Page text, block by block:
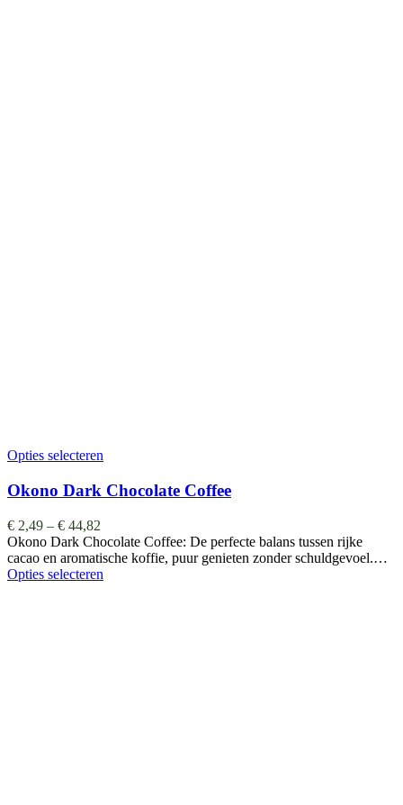
Opties selecteren
Okono Dark Chocolate Coffee
€ 2,49 – € 44,82
Okono Dark Chocolate Coffee: De perfecte balans tussen rijke
cacao en aromatische koffie, puur genieten zonder schuldgevoel.…
Opties selecteren